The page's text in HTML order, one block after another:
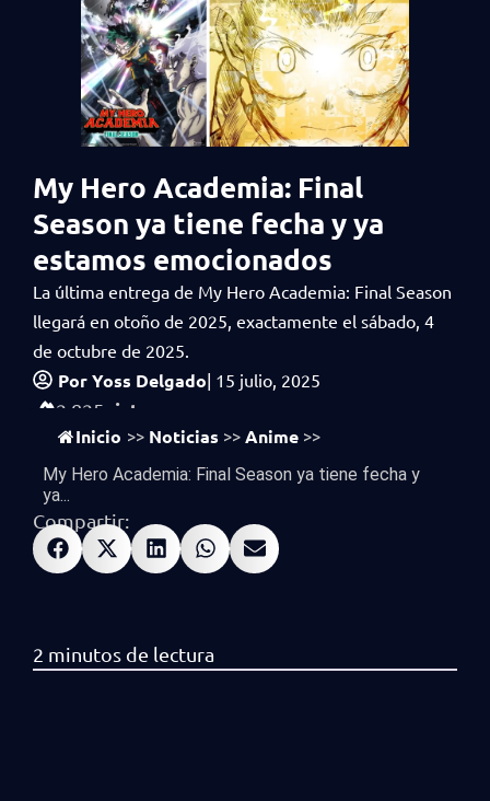
My Hero Academia: Final
Season ya tiene fecha y ya
estamos emocionados
La última entrega de My Hero Academia: Final Season
llegará en otoño de 2025, exactamente el sábado, 4
de octubre de 2025.
PorYoss Delgado| 15 julio, 2025
2,825 vistas
Inicio >> Noticias >> Anime >>
My Hero Academia: Final Season ya tiene fecha y
ya...
Compartir: